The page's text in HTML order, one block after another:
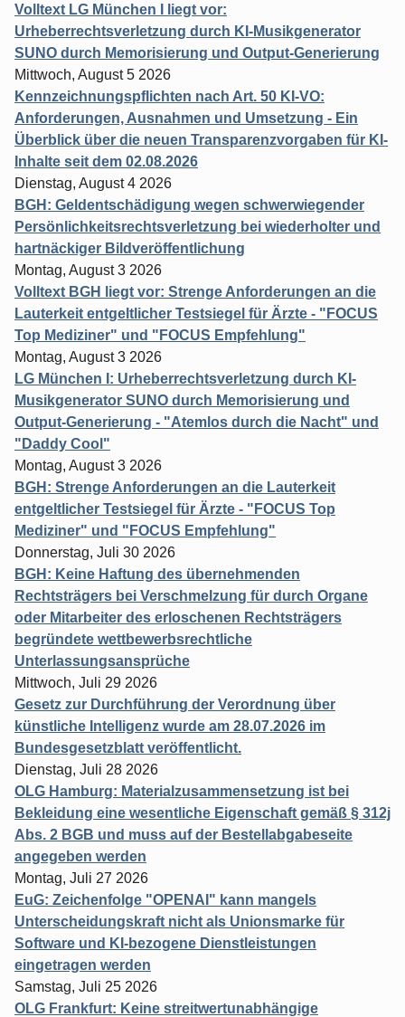
Volltext LG München I liegt vor:
Urheberrechtsverletzung durch KI-Musikgenerator
SUNO durch Memorisierung und Output-Generierung
Mittwoch, August 5 2026
Kennzeichnungspflichten nach Art. 50 KI-VO:
Anforderungen, Ausnahmen und Umsetzung - Ein
Überblick über die neuen Transparenzvorgaben für KI-
Inhalte seit dem 02.08.2026
Dienstag, August 4 2026
BGH: Geldentschädigung wegen schwerwiegender
Persönlichkeitsrechtsverletzung bei wiederholter und
hartnäckiger Bildveröffentlichung
Montag, August 3 2026
Volltext BGH liegt vor: Strenge Anforderungen an die
Lauterkeit entgeltlicher Testsiegel für Ärzte - "FOCUS
Top Mediziner" und "FOCUS Empfehlung"
Montag, August 3 2026
LG München I: Urheberrechtsverletzung durch KI-
Musikgenerator SUNO durch Memorisierung und
Output-Generierung - "Atemlos durch die Nacht" und
"Daddy Cool"
Montag, August 3 2026
BGH: Strenge Anforderungen an die Lauterkeit
entgeltlicher Testsiegel für Ärzte - "FOCUS Top
Mediziner" und "FOCUS Empfehlung"
Donnerstag, Juli 30 2026
BGH: Keine Haftung des übernehmenden
Rechtsträgers bei Verschmelzung für durch Organe
oder Mitarbeiter des erloschenen Rechtsträgers
begründete wettbewerbsrechtliche
Unterlassungsansprüche
Mittwoch, Juli 29 2026
Gesetz zur Durchführung der Verordnung über
künstliche Intelligenz wurde am 28.07.2026 im
Bundesgesetzblatt veröffentlicht.
Dienstag, Juli 28 2026
OLG Hamburg: Materialzusammensetzung ist bei
Bekleidung eine wesentliche Eigenschaft gemäß § 312j
Abs. 2 BGB und muss auf der Bestellabgabeseite
angegeben werden
Montag, Juli 27 2026
EuG: Zeichenfolge "OPENAI" kann mangels
Unterscheidungskraft nicht als Unionsmarke für
Software und KI-bezogene Dienstleistungen
eingetragen werden
Samstag, Juli 25 2026
OLG Frankfurt: Keine streitwertunabhängige